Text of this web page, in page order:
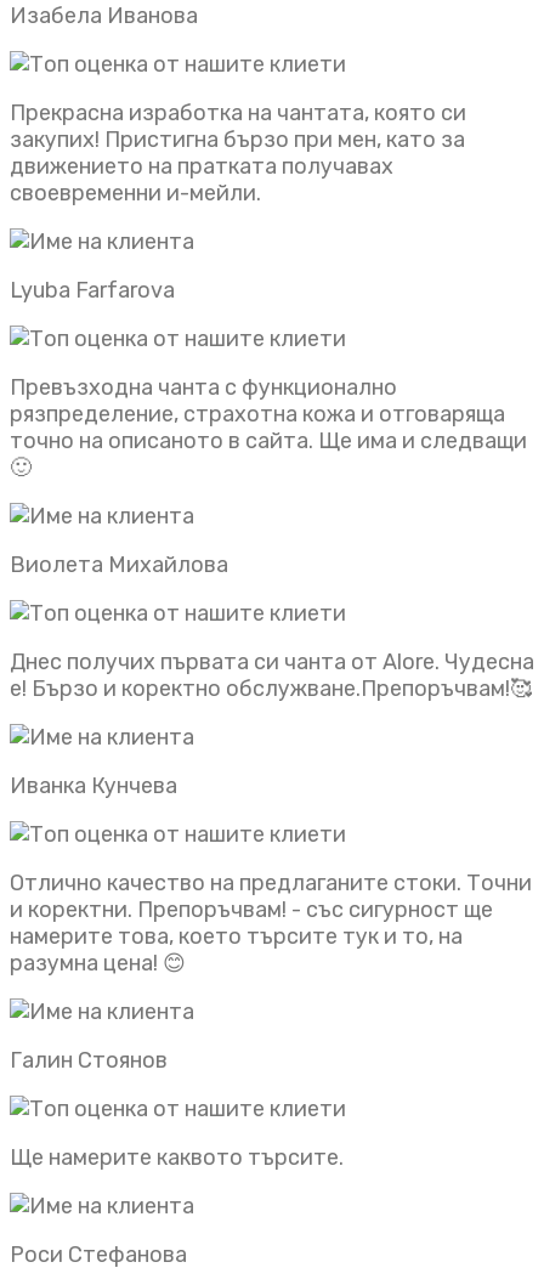
Изабела Иванова
Прекрасна изработка на чантата, която си
закупих! Пристигна бързо при мен, като за
движението на пратката получавах
своевременни и-мейли.
Lyuba Farfarova
Превъзходна чанта с функционално
рязпределение, страхотна кожа и отговаряща
точно на описаното в сайта. Ще има и следващи
🙂
Виолета Михайлова
Днес получих първата си чанта от Alore. Чудесна
е! Бързо и коректно обслужване.Препоръчвам!🥰
Иванка Кунчева
Отлично качество на предлаганите стоки. Точни
и коректни. Препоръчвам! - със сигурност ще
намерите това, което търсите тук и то, на
разумна цена! 😊
Галин Стоянов
Ще намерите каквото търсите.
Роси Стефанова